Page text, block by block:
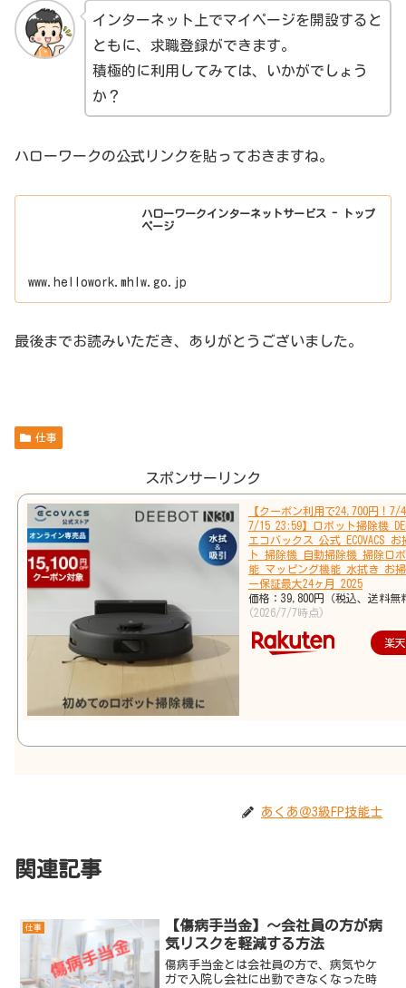
インターネット上でマイページを開設すると
ともに、求職登録ができます。
積極的に利用してみては、いかがでしょう
か？
ハローワークの公式リンクを貼っておきますね。
ハローワークインターネットサービス - トップ
ページ
www.hellowork.mhlw.go.jp
最後までお読みいただき、ありがとうございました。
仕事
スポンサーリンク
【クーポン利用で24,700円！7/
7/15 23:59】ロボット掃除機
エコバックス 公式 ECOVACS
ト 掃除機 自動掃除機 掃除ロ
能 マッピング機能 水拭き お
ー保証最大24ヶ月 2025
価格：39,800円（税込、送料無
(2026/7/7時点)
楽
あくあ＠3級FP技能士
関連記事
仕事
【傷病手当金】～会社員の方が病
気リスクを軽減する方法
傷病手当金とは会社員の方で、病気やケ
ガで入院し会社に出勤できなくなった時